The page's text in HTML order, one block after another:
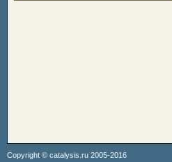
Copyright © catalysis.ru 2005-2016